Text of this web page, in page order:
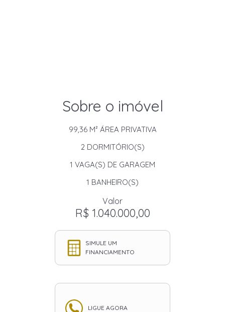
Sobre o imóvel
99,36 M² ÁREA PRIVATIVA
2DORMITÓRIO(S)
1 VAGA(S) DE GARAGEM
1 BANHEIRO(S)
Valor
R$ 1.040.000,00
SIMULE UM
FINANCIAMENTO
LIGUE AGORA